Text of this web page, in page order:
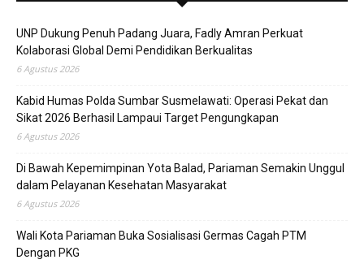
UNP Dukung Penuh Padang Juara, Fadly Amran Perkuat
Kolaborasi Global Demi Pendidikan Berkualitas
6 Agustus 2026
Kabid Humas Polda Sumbar Susmelawati: Operasi Pekat dan
Sikat 2026 Berhasil Lampaui Target Pengungkapan
6 Agustus 2026
Di Bawah Kepemimpinan Yota Balad, Pariaman Semakin Unggul
dalam Pelayanan Kesehatan Masyarakat
6 Agustus 2026
Wali Kota Pariaman Buka Sosialisasi Germas Cagah PTM
Dengan PKG